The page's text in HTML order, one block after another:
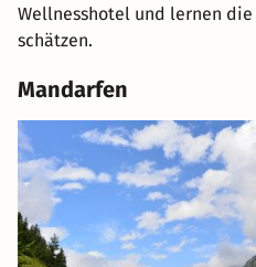
Wellnesshotel und lernen die
schätzen.
Mandarfen